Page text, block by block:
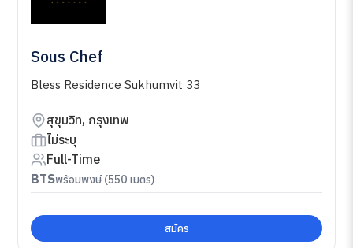
Sous Chef
Bless Residence Sukhumvit 33
สุขุมวิท, กรุงเทพ
ไม่ระบุ
Full-Time
BTSพร้อมพงษ์ (550 เมตร)
สมัคร